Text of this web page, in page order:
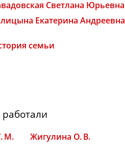
Светлана Юрьевна
Екатерина Андреевна
семьи
М. Жигулина О. В.